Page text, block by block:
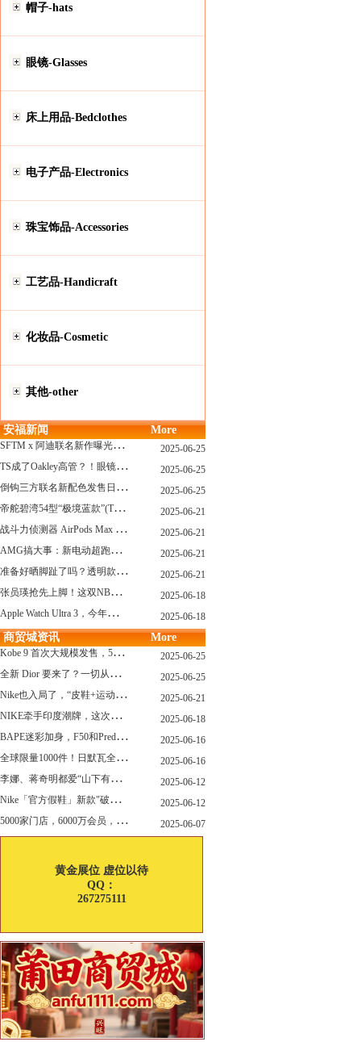
帽子-hats
眼镜-Glasses
床上用品-Bedclothes
电子产品-Electronics
珠宝饰品-Accessories
工艺品-Handicraft
化妆品-Cosmetic
其他-other
安福新闻 More
S
FTM x 阿迪联名新作曝光，「超薄底」风格才是今年最大黑马？ 2025-06-25
T
S成了Oakley高管？！眼镜圈要变天了 2025-06-25
倒
钩三方联名新配色发售日确认，Travis Scott x Chase B 即将登场！ 2025-06-25
帝
舵碧湾54型“极境蓝款”(TUDOR Black Bay 54) 2025-06-21
战
斗力侦测器 AirPods Max 保护壳？？ 龙珠Z x CASETiFY 联名系列发布 2025-06-21
A
MG搞大事：新电动超跑模拟V8声浪 2025-06-21
准
备好晒脚趾了吗？透明款 AF1 要回归了 2025-06-21
张
员瑛抢先上脚！这双NB一看就要火 2025-06-18
A
pple Watch Ultra 3，今年秋天真的要来了？ 2025-06-18
商贸城资讯 More
K
obe 9 首次大规模发售，5双科比新款将同时上线！ 2025-06-25
全
新 Dior 要来了？一切从这只托特包开始说起！ 2025-06-25
N
ike也入局了，“皮鞋+运动鞋”风潮，你喜欢哪一款？ 2025-06-21
N
IKE牵手印度潮牌，这次真的不一样 2025-06-18
B
APE迷彩加身，F50和Predator迎来全新联名 2025-06-16
全
球限量1000件！日默瓦全新多功能设计凳来了 2025-06-16
李
娜、蒋奇明都爱“山下有松”！东方美学包袋，为什么引领风向？ 2025-06-12
N
ike「官方假鞋」新款"破防退出游戏"曝光，确认发售 2025-06-12
5
000家门店，6000万会员，30亿“内衣大王”大手笔分红！ 2025-06-07
黄金展位 虚位以待
QQ：
267275111